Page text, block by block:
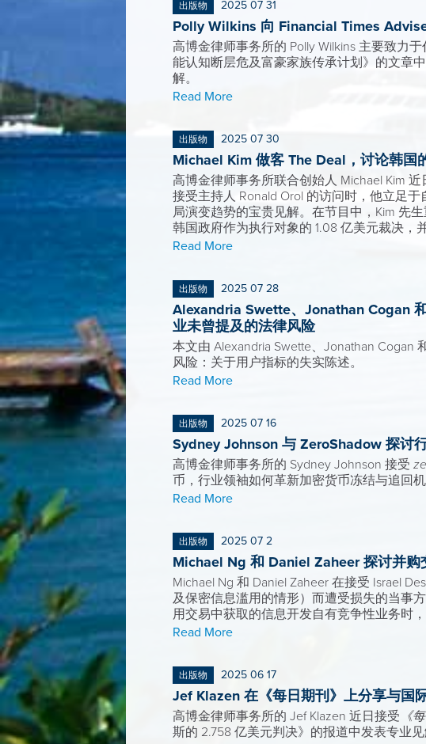
出版物 2025 07 31
Polly Wilkins 向 Financial Times
高博金律师事务所的 Polly Wilkins 主要致力
能认知断层危及富豪家族传承计划》的文章
解。
Read More
出版物 2025 07 30
Michael Kim 做客 The Deal，讨论韩国
高博金律师事务所联合创始人 Michael Kim 近
接受主持人 Ronald Orol 的访问时，他立足
局演变趋势的宝贵见解。在节目中，Kim 先
韩国政府作为执行对象的 1.08 亿美元裁决，
Read More
出版物 2025 07 28
Alexandria Swette、Jonathan Cogan
业未曾提及的法律风险
本文由 Alexandria Swette、Jonathan
风险：关于用户指标的失实陈述。
Read More
出版物 2025 07 16
Sydney Johnson 与 ZeroShadow 探讨
高博金律师事务所的 Sydney Johnson 接受
币，行业领袖如何革新加密货币冻结与追回
Read More
出版物 2025 07 2
Michael Ng 和 Daniel Zaheer 探讨并购
Michael Ng 和 Daniel Zaheer 在接受 Israel
及保密信息滥用的情形）而遭受损失的当事
用交易中获取的信息开发自有竞争性业务时
Read More
出版物 2025 06 17
Jef Klazen 在《每日期刊》上分享与国
高博金律师事务所的 Jef Klazen 近日接受 《
斯的 2.758 亿美元判决》的报道中发表专业见